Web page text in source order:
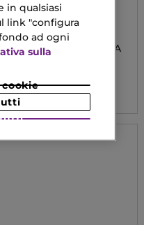
DOLCE&GABBANA
Q BY DOLCE&GABBANA
Da 98,90 €
in qualsiasi
link "configura
ad ogni
sulla